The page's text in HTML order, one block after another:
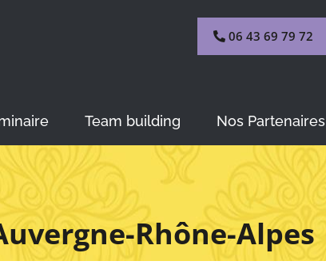
06 43 69 79 72
Team building Nos Partenaires
Rhône-Alpes